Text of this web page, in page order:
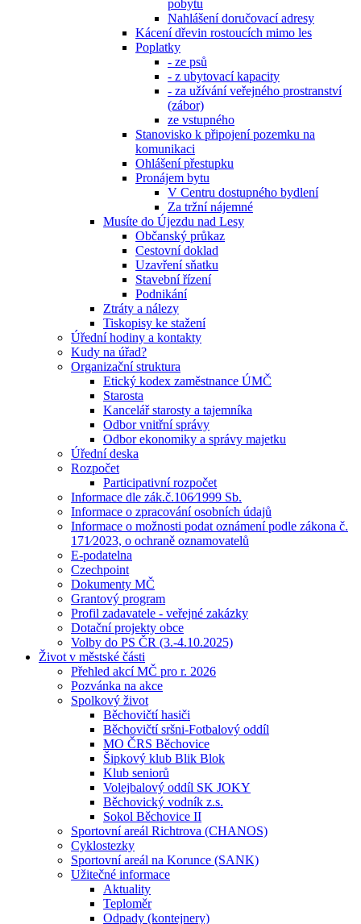
pobytu
Nahlášení doručovací adresy
Kácení dřevin rostoucích mimo les
Poplatky
- ze psů
- z ubytovací kapacity
- za užívání veřejného prostranství
(zábor)
ze vstupného
Stanovisko k připojení pozemku na
komunikaci
Ohlášení přestupku
Pronájem bytu
V Centru dostupného bydlení
Za tržní nájemné
Musíte do Újezdu nad Lesy
Občanský průkaz
Cestovní doklad
Uzavření sňatku
Stavební řízení
Podnikání
Ztráty a nálezy
Tiskopisy ke stažení
Úřední hodiny a kontakty
Kudy na úřad?
Organizační struktura
Etický kodex zaměstnance ÚMČ
Starosta
Kancelář starosty a tajemníka
Odbor vnitřní správy
Odbor ekonomiky a správy majetku
Úřední deska
Rozpočet
Participativní rozpočet
Informace dle zák.č.106⁄1999 Sb.
Informace o zpracování osobních údajů
Informace o možnosti podat oznámení podle zákona č.
171⁄2023, o ochraně oznamovatelů
E-podatelna
Czechpoint
Dokumenty MČ
Grantový program
Profil zadavatele - veřejné zakázky
Dotační projekty obce
Volby do PS ČR (3.-4.10.2025)
Život v městské části
Přehled akcí MČ pro r. 2026
Pozvánka na akce
Spolkový život
Běchovičtí hasiči
Běchovičtí sršni-Fotbalový oddíl
MO ČRS Běchovice
Šipkový klub Blik Blok
Klub seniorů
Volejbalový oddíl SK JOKY
Běchovický vodník z.s.
Sokol Běchovice II
Sportovní areál Richtrova (CHANOS)
Cyklostezky
Sportovní areál na Korunce (SANK)
Užitečné informace
Aktuality
Teploměr
Odpady (kontejnery)